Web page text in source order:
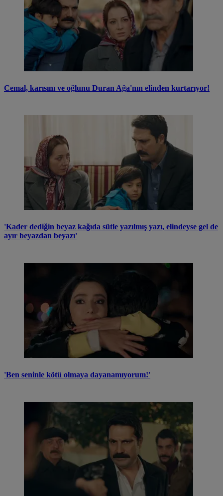
Cemal, karısını ve oğlunu Duran Ağa'nın elinden kurtarıyor!
'Kader dediğin beyaz kağıda sütle yazılmış yazı, elindeyse gel de
ayır beyazdan beyazı'
'Ben seninle kötü olmaya dayanamıyorum!'